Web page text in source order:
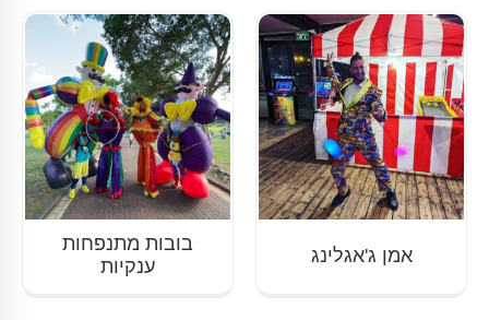
אמן ג'אגלינג
בובות מתנפחות
ענקיות